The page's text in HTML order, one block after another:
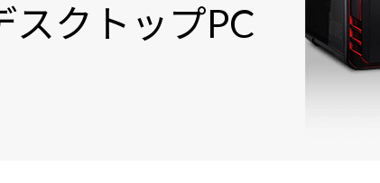
スクトップPC